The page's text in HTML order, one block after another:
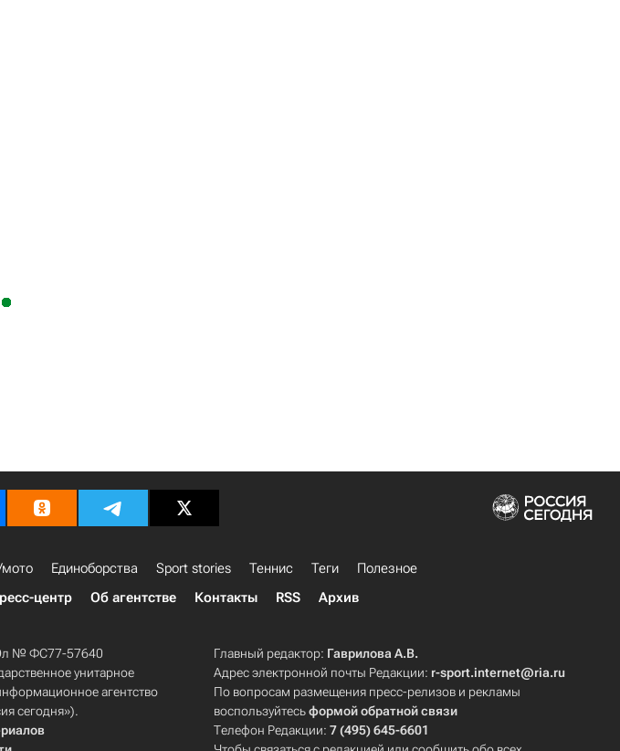
Единоборства Sport stories Теннис Теги
Полезное
центр Об агентстве Контакты RSS Архив
Эл № ФС77-57640
унитарное
агентство
сегодня»).
Главный редактор: Гаврилова А.В.
Адрес электронной почты Редакции: r-sport.internet@ria.ru
По вопросам размещения пресс-релизов и рекламы
воспользуйтесьформой обратной связи
Телефон Редакции:7 (495) 645-6601